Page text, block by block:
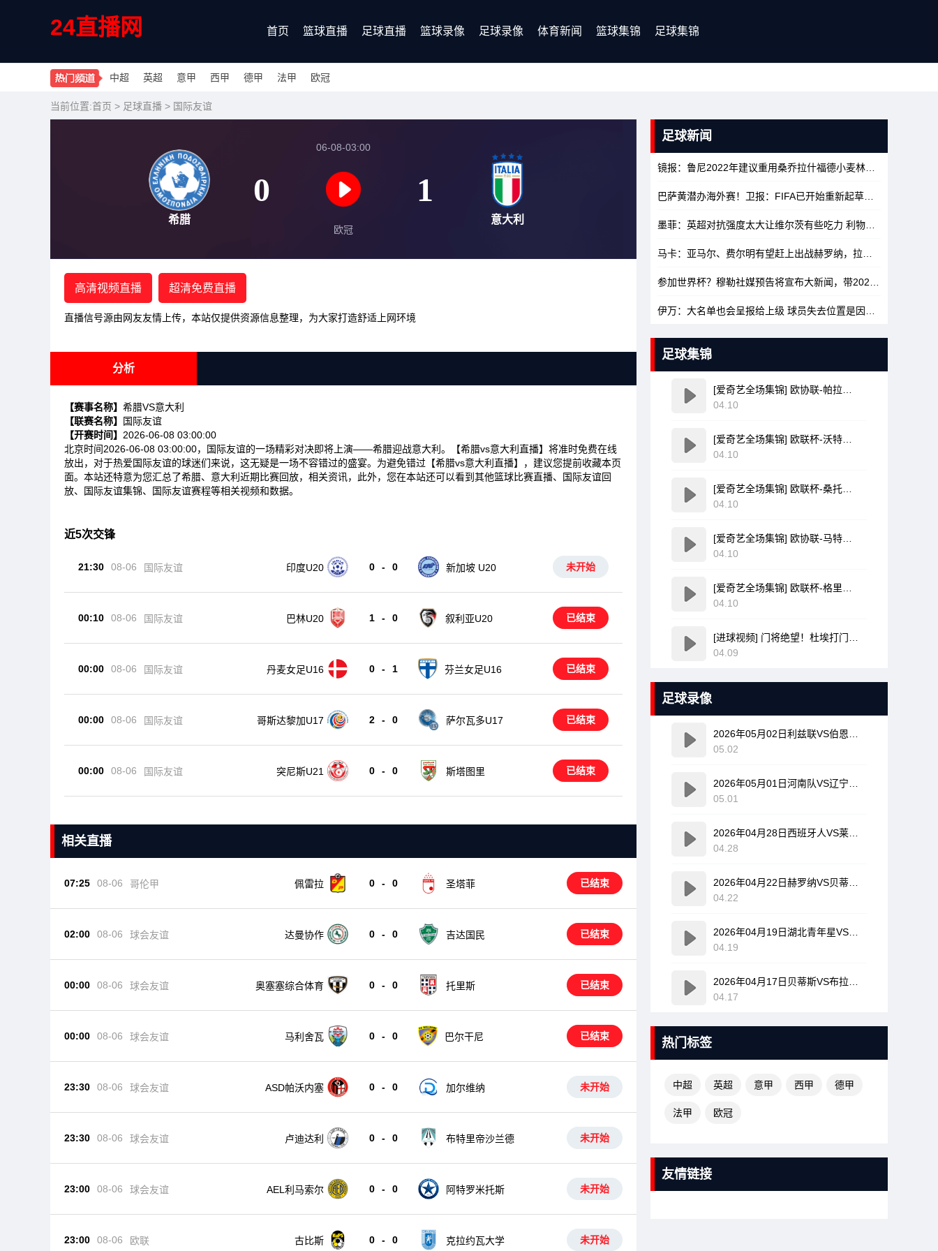
24直播网 首页 篮球直播 足球直播 篮球录像 足球录像 体育新闻 篮球集锦 足球集锦
中超 英超 意甲 西甲 德甲 法甲 欧冠
当前位置:首页 > 足球直播 > 国际友谊
希腊
06-08-03:00
0 1
欧冠
意大利
高清视频直播 超清免费直播
直播信号源由网友友情上传，本站仅提供资源信息整理，为大家打造舒适上网环境
分析
【赛事名称】 希腊VS意大利
【联赛名称】
国际友谊
【开赛时间】 2026-06-08 03:00:00
北京时间2026-06-08 03:00:00，国际友谊的一场精彩对决即将上演——希腊迎战意大利。【希腊vs意大利直播】将准时免费在线
放出，对于热爱国际友谊的球迷们来说，这无疑是一场不容错过的盛宴。为避免错过【希腊vs意大利直播】，建议您提前收藏本页
面。本站还特意为您汇总了希腊、意大利近期比赛回放，相关资讯，此外，您在本站还可以看到其他篮球比赛直播、国际友谊回
放、国际友谊集锦、国际友谊赛程等相关视频和数据。
近5次交锋
21:30 08-06 国际友谊 印度U20 0 - 0 新加坡 U20 未开始
00:10 08-06 国际友谊 巴林U20 1 - 0 叙利亚U20 已结束
00:00 08-06 国际友谊 丹麦女足U16 0 - 1 芬兰女足U16 已结束
00:00 08-06 国际友谊 哥斯达黎加U17 2 - 0 萨尔瓦多U17 已结束
00:00 08-06 国际友谊 突尼斯U21 0 - 0 斯塔图里 已结束
相关直播
07:25 08-06 哥伦甲 佩雷拉 0 - 0 圣塔菲 已结束
02:00 08-06 球会友谊 达曼协作 0 - 0 吉达国民 已结束
00:00 08-06 球会友谊 奥塞塞综合体育 0 - 0 托里斯 已结束
00:00 08-06 球会友谊 马利舍瓦 0 - 0 巴尔干尼 已结束
23:30 08-06 球会友谊 ASD帕沃内塞 0 - 0 加尔维纳 未开始
23:30 08-06 球会友谊 卢迪达利 0 - 0 布特里帝沙兰德 未开始
23:00 08-06 球会友谊 AEL利马索尔 0 - 0 阿特罗米托斯 未开始
23:00 08-06 欧联 古比斯 0 - 0 克拉约瓦大学 未开始
足球新闻
足球集锦
04.10
04.10
04.10
04.10
04.10
04.09
足球录像
05.02
05.01
04.28
04.22
04.19
04.17
热门标签
中超 英超 意甲 西甲 德甲
法甲 欧冠
友情链接